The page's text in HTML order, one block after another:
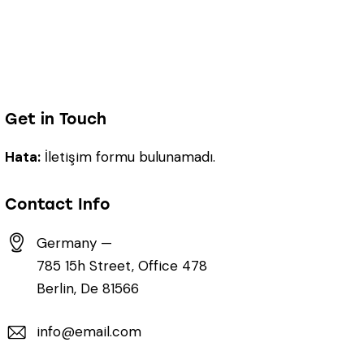
Get in Touch
Hata: İletişim formu bulunamadı.
Contact Info
Germany —
785 15h Street, Office 478
Berlin, De 81566
info@email.com